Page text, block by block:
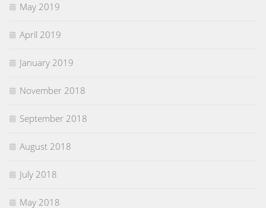
May 2019
April 2019
January 2019
November 2018
September 2018
August 2018
July 2018
May 2018